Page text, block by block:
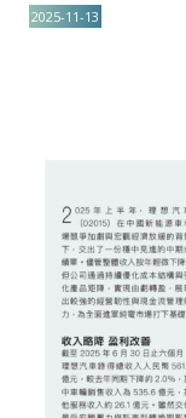
2025-11-13